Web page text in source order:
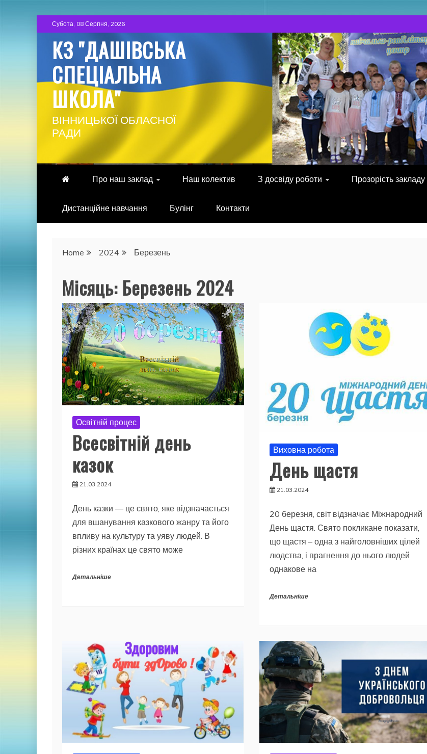
to
content
Субота, 08 Серпня, 2026
КЗ "ДАШІВСЬКА
СПЕЦІАЛЬНА
ШКОЛА"
ВІННИЦЬКОЇ ОБЛАСНОЇ
РАДИ
Про наш заклад Наш колектив З досвіду роботи Прозорість закладу
Дистанційне навчання Булінг Контакти
Home 2024 Березень
Місяць: Березень 2024
Освітній процес
Всесвітній день
казок
21.03.2024
День казки — це свято, яке відзначається
для вшанування казкового жанру та його
впливу на культуру та уяву людей. В
різних країнах це свято може
Детальніше
Виховна робота
День щастя
21.03.2024
20 березня, світ відзначає Міжнародний
День щастя. Свято покликане показати,
що щастя – одна з найголовніших цілей
людства, і прагнення до нього людей
однакове на
Детальніше